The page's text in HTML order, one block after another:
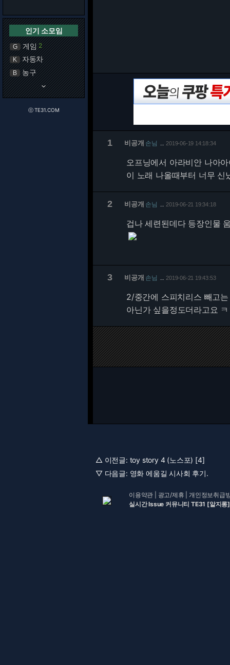
인기 소모임
G 게임 2
K 자동차
B 농구
keyboard_arrow_down
ⓒ TE31.COM
1 비공개 손님 2019-06-19 14:18:34
오프닝에서 아라비안 나아
이 노래 나올때부터 너무 신
2 비공개 손님 2019-06-21 19:34:18
겁나 세련된데다 등장인물
3 비공개 손님 2019-06-21 19:43:53
2/중간에 스피치리스 빼고
아닌가 싶을정도더라고요
△ 이전글: toy story 4 (노스포) [4]
▽ 다음글: 영화 에움길 시사회 후기.
이용약관 광고/제휴 |개인정보취급
실시간 Issue 커뮤니티 TE31 [알지